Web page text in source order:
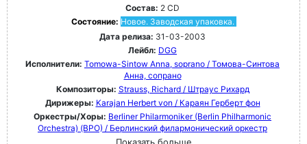
Состав: 2 CD
Состояние: Новое. Заводская упаковка.
Дата релиза: 31-03-2003
Лейбл: DGG
Исполнители: Tomowa-Sintow Anna, soprano / Томова-Синтова
Анна, сопрано
Композиторы: Strauss, Richard / Штраус Рихард
Дирижеры: Karajan Herbert von / Караян Герберт фон
Оркестры/Хоры: Berliner Philarmoniker (Berlin Philharmonic
Orchestra) (BPO) / Берлинский филармонический оркестр
Показать больше